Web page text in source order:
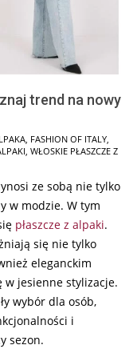
trend na nowy
FASHION OF ITALY
WŁOSKIE PŁASZCZE Z
ze sobą nie tylko
w modzie. W tym
płaszcze z alpaki.
się nie tylko
eleganckim
w jesienne stylizacje.
wybór dla osób,
i
sezon.